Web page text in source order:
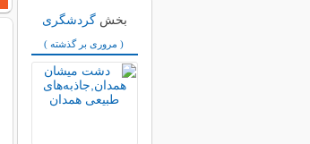
بخش گردشگری
( مروری بر گذشته )